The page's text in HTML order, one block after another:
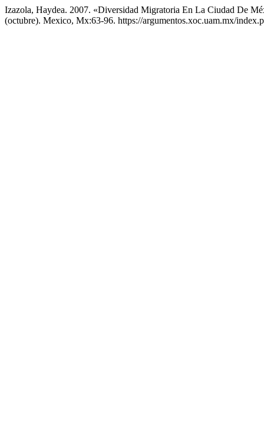
Izazola, Haydea. 2007. «Diversidad Migratoria En La Ciudad De
(octubre). Mexico, Mx:63-96. https://argumentos.xoc.uam.mx/